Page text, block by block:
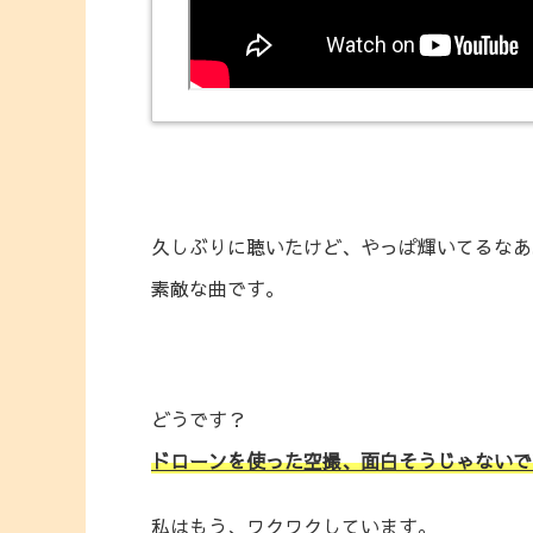
久しぶりに聴いたけど、やっぱ輝いてるなあ
素敵な曲です。
どうです？
ドローンを使った空撮、面白そうじゃない
私はもう、ワクワクしています。